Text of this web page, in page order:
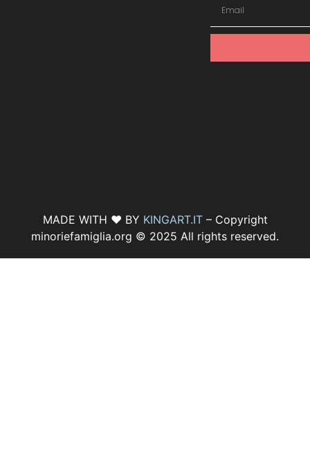
MADE WITH ♥ BY KINGART.IT– Copyright
minoriefamiglia.org © 2025 All rights reserved.